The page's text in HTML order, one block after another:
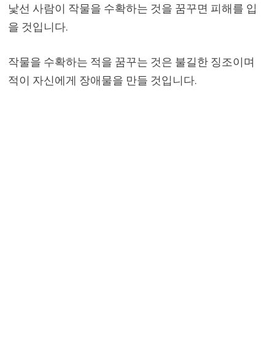
낯선 사람이 작물을 수확하는 것을 꿈꾸면 피해를 입
을 것입니다.
작물을 수확하는 적을 꿈꾸는 것은 불길한 징조이며
적이 자신에게 장애물을 만들 것입니다.